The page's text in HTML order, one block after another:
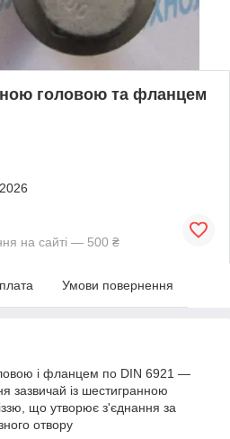
головою та фланцем
на сайті — 500 ₴
Умови повернення
і фланцем по DIN 6921 —
зазвичай із шестигранною
що утворює з'єднання за
отвору